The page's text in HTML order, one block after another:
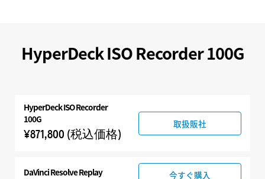
HyperDeck ISO Recorder 100G
HyperDeck ISO Recorder
100G
¥871,800 (税込価格)
取扱販社
DaVinci ResolveReplay
今すぐ購入